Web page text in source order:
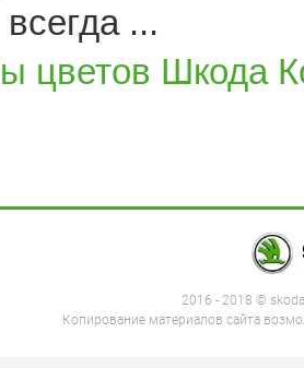
...
цветов Шкода
2016 - 2018 ©
Копирование материалов сайта